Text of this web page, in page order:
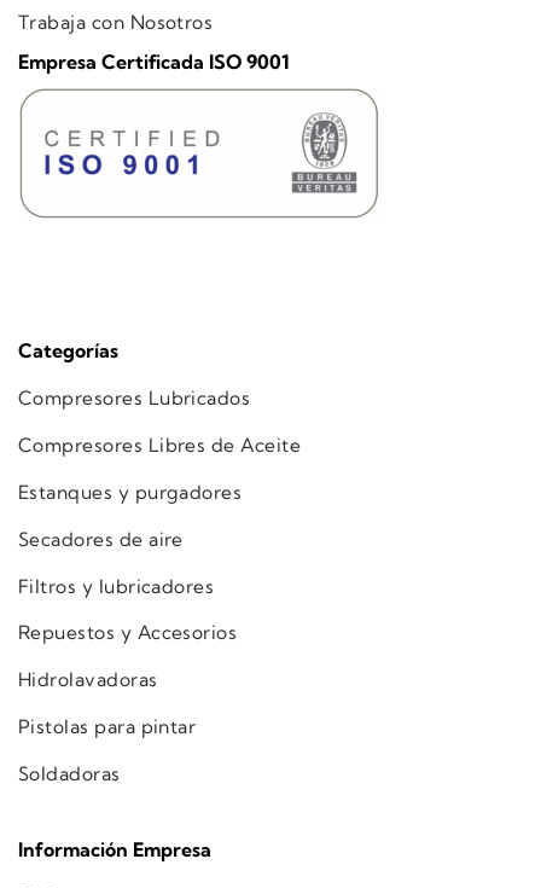
Categorías
Compresores Lubricados
Compresores Libres de Aceite
Estanques y purgadores
Secadores de aire
Filtros y lubricadores
Repuestos y Accesorios
Hidrolavadoras
Pistolas para pintar
Soldadoras
Información Empresa
Trabaja con Nosotros
Empresa Certificada ISO 9001